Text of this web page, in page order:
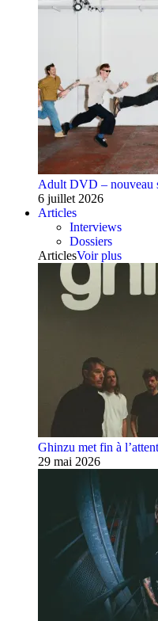
Adult DVD – nouveau
6 juillet 2026
Articles
Interviews
Dossiers
ArticlesVoir plus
Ghinzu met fin à
29 mai 2026